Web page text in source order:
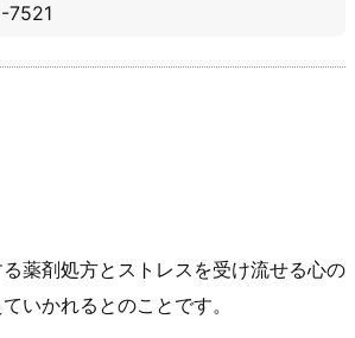
薬剤処方とストレスを受け流せる心の
いかれるとのことです。